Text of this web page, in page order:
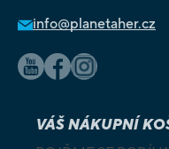
info@planetaher.cz
VÁŠ NÁKUPNÍ